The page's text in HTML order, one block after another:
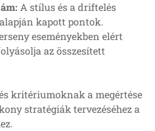
A stílus és a driftelés
kapott pontok.
eseményekben elért
az összesített
kritériumoknak a megértése
stratégiák tervezéséhez a